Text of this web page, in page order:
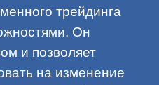
трейдинга
Он
и позволяет
на изменение